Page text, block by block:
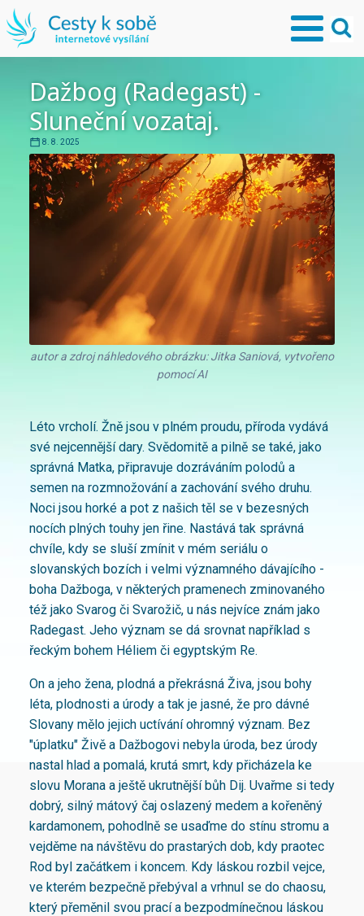
Dažbog (Radegast) -
Sluneční vozataj.
8. 8. 2025
autor a zdroj náhledového obrázku: Jitka Saniová, vytvořeno
pomocí AI
Léto vrcholí. Žně jsou v plném proudu, příroda vydává
své nejcennější dary. Svědomitě a pilně se také, jako
správná Matka, připravuje dozráváním polodů a
semen na rozmnožování a zachování svého druhu.
Noci jsou horké a pot z našich těl se v bezesných
nocích plných touhy jen řine. Nastává tak správná
chvíle, kdy se sluší zmínit v mém seriálu o
slovanských bozích i velmi významného dávajícího -
boha Dažboga, v některých pramenech zminovaného
též jako Svarog či Svarožič, u nás nejvíce znám jako
Radegast. Jeho význam se dá srovnat například s
řeckým bohem Héliem či egyptským Re.
On a jeho žena, plodná a překrásná Živa, jsou bohy
léta, plodnosti a úrody a tak je jasné, že pro dávné
Slovany mělo jejich uctívání ohromný význam. Bez
"úplatku" Živě a Dažbogovi nebyla úroda, bez úrody
nastal hlad a pomalá, krutá smrt, kdy přicházela ke
slovu Morana a ještě ukrutnější bůh Dij. Uvařme si tedy
dobrý, silný mátový čaj oslazený medem a kořeněný
kardamonem, pohodlně se usaďme do stínu stromu a
vejděme na návštěvu do prastarých dob, kdy praotec
Rod byl začátkem i koncem. Kdy láskou rozbil vejce,
ve kterém bezpečně přebýval a vrhnul se do chaosu,
který přeměnil svou prací a bezpodmínečnou láskou